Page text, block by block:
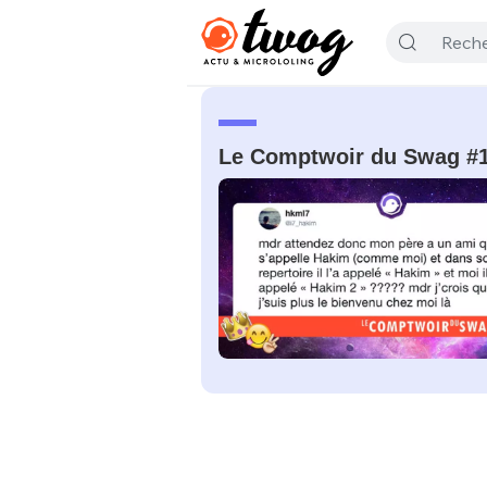
Le Comptwoir du Swag